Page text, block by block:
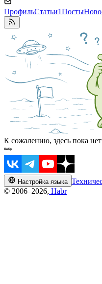
ПрофильСтатьи1Посты
К сожалению, здесь пока
Настройка языка
© 2006–2026, Habr